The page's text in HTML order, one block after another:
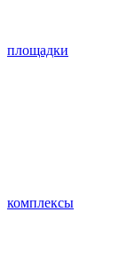
площадки
комплексы